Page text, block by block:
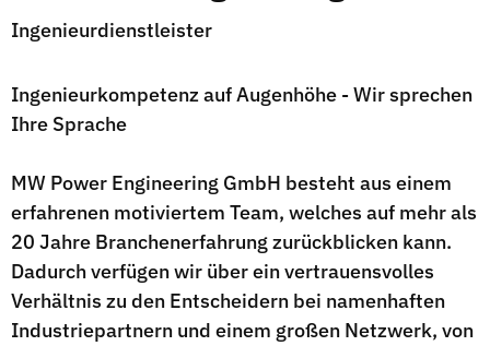
Ingenieurdienstleister
Ingenieurkompetenz auf Augenhöhe - Wir sprechen
Ihre Sprache
MW Power Engineering GmbH besteht aus einem
erfahrenen motiviertem Team, welches auf mehr als
20 Jahre Branchenerfahrung zurückblicken kann.
Dadurch verfügen wir über ein vertrauensvolles
Verhältnis zu den Entscheidern bei namenhaften
Industriepartnern und einem großen Netzwerk, von